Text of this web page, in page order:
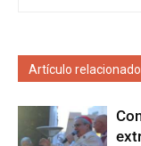
Artículo